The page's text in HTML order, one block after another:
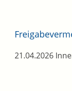
21.04.2026